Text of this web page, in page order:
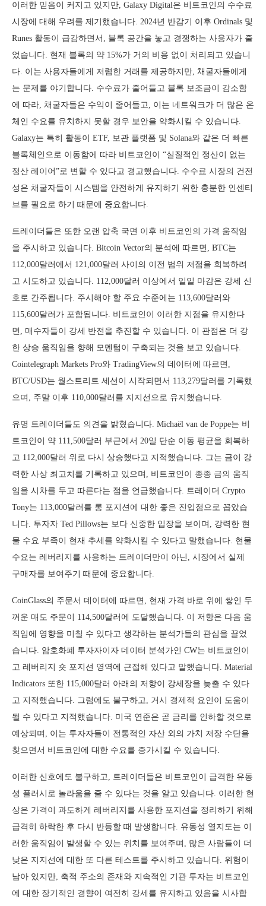
이러한 믿음이 커지고 있지만, Galaxy Digital은 비트코인의 수수료
시장에 대해 우려를 제기했습니다. 2024년 반감기 이후 Ordinals 및
Runes 활동이 급감하면서, 블록 공간을 놓고 경쟁하는 사용자가 줄
었습니다. 현재 블록의 약 15%가 거의 비용 없이 처리되고 있습니
다. 이는 사용자들에게 저렴한 거래를 제공하지만, 채굴자들에게
는 문제를 야기합니다. 수수료가 줄어들고 블록 보조금이 감소함
에 따라, 채굴자들은 수익이 줄어들고, 이는 네트워크가 더 많은 온
체인 수요를 유치하지 못할 경우 보안을 약화시킬 수 있습니다.
Galaxy는 특히 활동이 ETF, 보관 플랫폼 및 Solana와 같은 더 빠른
블록체인으로 이동함에 따라 비트코인이 “실질적인 정산이 없는
정산 레이어”로 변할 수 있다고 경고했습니다. 수수료 시장의 건전
성은 채굴자들이 시스템을 안전하게 유지하기 위한 충분한 인센티
브를 필요로 하기 때문에 중요합니다.
트레이더들은 또한 오랜 압축 국면 이후 비트코인의 가격 움직임
을 주시하고 있습니다. Bitcoin Vector의 분석에 따르면, BTC는
112,000달러에서 121,000달러 사이의 이전 범위 저점을 회복하려
고 시도하고 있습니다. 112,000달러 이상에서 일일 마감은 강세 신
호로 간주됩니다. 주시해야 할 주요 수준에는 113,600달러와
115,600달러가 포함됩니다. 비트코인이 이러한 지점을 유지한다
면, 매수자들이 강세 반전을 추진할 수 있습니다. 이 관점은 더 강
한 상승 움직임을 향해 모멘텀이 구축되는 것을 보고 있습니다.
Cointelegraph Markets Pro와 TradingView의 데이터에 따르면,
BTC/USD는 월스트리트 세션이 시작되면서 113,279달러를 기록했
으며, 주말 이후 110,000달러를 지지선으로 유지했습니다.
유명 트레이더들도 의견을 밝혔습니다. Michaël van de Poppe는 비
트코인이 약 111,500달러 부근에서 20일 단순 이동 평균을 회복하
고 112,000달러 위로 다시 상승했다고 지적했습니다. 그는 금이 강
력한 사상 최고치를 기록하고 있으며, 비트코인이 종종 금의 움직
임을 시차를 두고 따른다는 점을 언급했습니다. 트레이더 Crypto
Tony는 113,000달러를 롱 포지션에 대한 좋은 진입점으로 꼽았습
니다. 투자자 Ted Pillows는 보다 신중한 입장을 보이며, 강력한 현
물 수요 부족이 현재 추세를 약화시킬 수 있다고 말했습니다. 현물
수요는 레버리지를 사용하는 트레이더만이 아닌, 시장에서 실제
구매자를 보여주기 때문에 중요합니다.
CoinGlass의 주문서 데이터에 따르면, 현재 가격 바로 위에 쌓인 두
꺼운 매도 주문이 114,500달러에 도달했습니다. 이 저항은 다음 움
직임에 영향을 미칠 수 있다고 생각하는 분석가들의 관심을 끌었
습니다. 암호화폐 투자자이자 데이터 분석가인 CW는 비트코인이
고 레버리지 숏 포지션 영역에 근접해 있다고 말했습니다. Material
Indicators 또한 115,000달러 아래의 저항이 강세장을 늦출 수 있다
고 지적했습니다. 그럼에도 불구하고, 거시 경제적 요인이 도움이
될 수 있다고 지적했습니다. 미국 연준은 곧 금리를 인하할 것으로
예상되며, 이는 투자자들이 전통적인 자산 외의 가치 저장 수단을
찾으면서 비트코인에 대한 수요를 증가시킬 수 있습니다.
이러한 신호에도 불구하고, 트레이더들은 비트코인이 급격한 유동
성 플러시로 놀라움을 줄 수 있다는 것을 알고 있습니다. 이러한 현
상은 가격이 과도하게 레버리지를 사용한 포지션을 정리하기 위해
급격히 하락한 후 다시 반등할 때 발생합니다. 유동성 열지도는 이
러한 움직임이 발생할 수 있는 위치를 보여주며, 많은 사람들이 더
낮은 지지선에 대한 또 다른 테스트를 주시하고 있습니다. 위험이
남아 있지만, 축적 주소의 존재와 지속적인 기관 투자는 비트코인
에 대한 장기적인 경향이 여전히 강세를 유지하고 있음을 시사합